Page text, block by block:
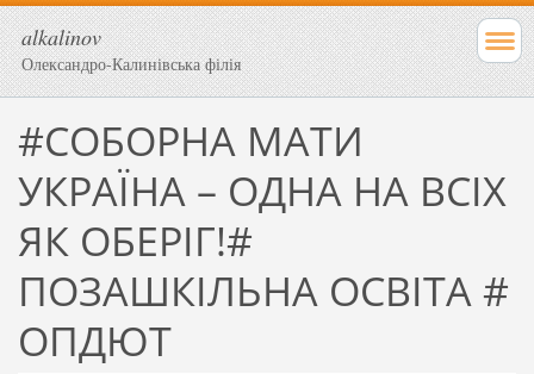
alkalinov
Олександро-Калинівська філія
#СОБОРНА МАТИ
УКРАЇНА – ОДНА НА ВСІХ
ЯК ОБЕРІГ!#
ПОЗАШКІЛЬНА ОСВІТА #
ОПДЮТ